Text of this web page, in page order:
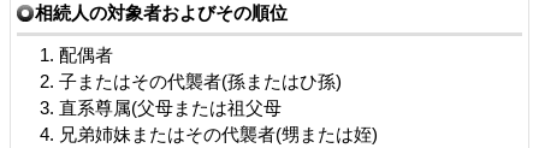
相続人の対象者およびその順位
配偶者
子またはその代襲者(孫またはひ孫)
直系尊属(父母または祖父母
兄弟姉妹またはその代襲者(甥または姪)